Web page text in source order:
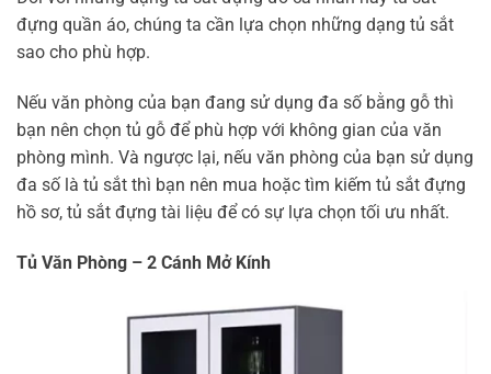
đựng quần áo, chúng ta cần lựa chọn những dạng tủ sắt
sao cho phù hợp.
Nếu văn phòng của bạn đang sử dụng đa số bằng gỗ thì
bạn nên chọn tủ gỗ để phù hợp với không gian của văn
phòng mình. Và ngược lại, nếu văn phòng của bạn sử dụng
đa số là tủ sắt thì bạn nên mua hoặc tìm kiếm tủ sắt đựng
hồ sơ, tủ sắt đựng tài liệu để có sự lựa chọn tối ưu nhất.
Tủ Văn Phòng – 2 Cánh Mở Kính